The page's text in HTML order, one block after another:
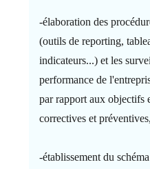
-élaboration des
(outils de reporting,
indicateurs...) et les
performance de
par rapport aux objectifs
correctives et préventives,
-établissement du